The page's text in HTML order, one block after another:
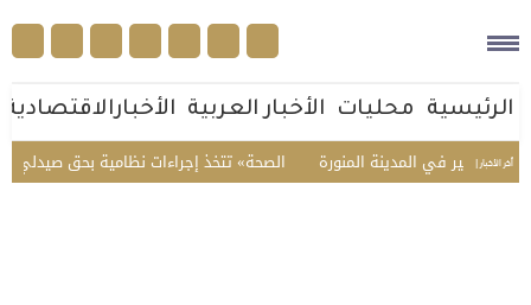
الرئيسية محليات الأخبار العربية الأخبارالاقتصادية
أخر الأخبار | «الصحة» تتخذ إجراءات نظامية بحق صيدلي في في المدينة المنورة